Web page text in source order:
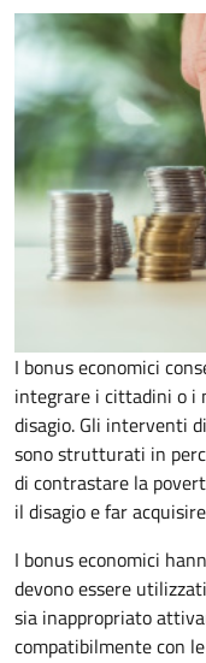
I bonus economici
integrare i cittadini o i
disagio. Gli interventi
sono strutturati in
di contrastare la
il disagio e far
I bonus economici
devono essere
sia inappropriato
compatibilmente con